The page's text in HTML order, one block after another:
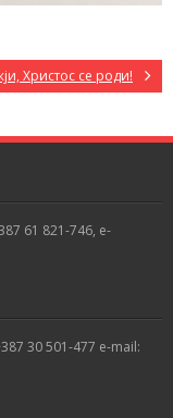
Христос се роди!
61 821-746, e-
30 501-477 e-mail: